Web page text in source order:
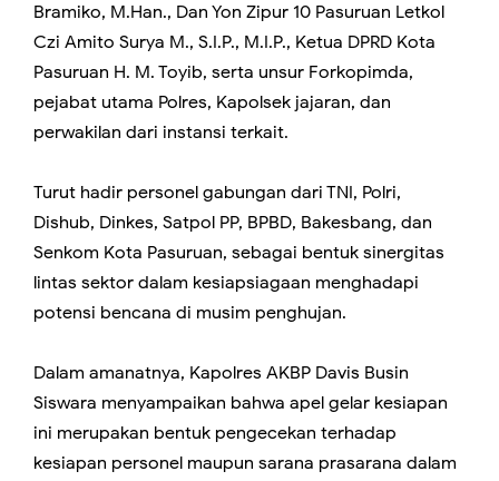
Bramiko, M.Han., Dan Yon Zipur 10 Pasuruan Letkol
Czi Amito Surya M., S.I.P., M.I.P., Ketua DPRD Kota
Pasuruan H. M. Toyib, serta unsur Forkopimda,
pejabat utama Polres, Kapolsek jajaran, dan
perwakilan dari instansi terkait.
Turut hadir personel gabungan dari TNI, Polri,
Dishub, Dinkes, Satpol PP, BPBD, Bakesbang, dan
Senkom Kota Pasuruan, sebagai bentuk sinergitas
lintas sektor dalam kesiapsiagaan menghadapi
potensi bencana di musim penghujan.
Dalam amanatnya, Kapolres AKBP Davis Busin
Siswara menyampaikan bahwa apel gelar kesiapan
ini merupakan bentuk pengecekan terhadap
kesiapan personel maupun sarana prasarana dalam